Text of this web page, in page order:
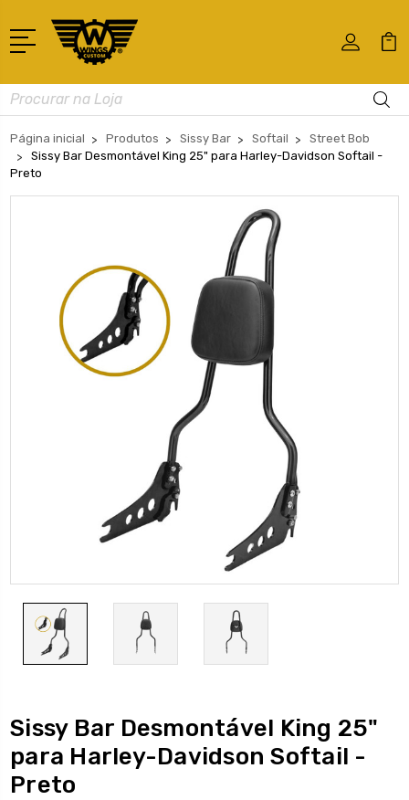
Busca
Página inicial Produtos Sissy Bar Softail
Street Bob
Sissy Bar Desmontável King 25" para Harley-Davidson Softail -
Preto
Sissy Bar Desmontável King 25"
para Harley-Davidson Softail -
Preto